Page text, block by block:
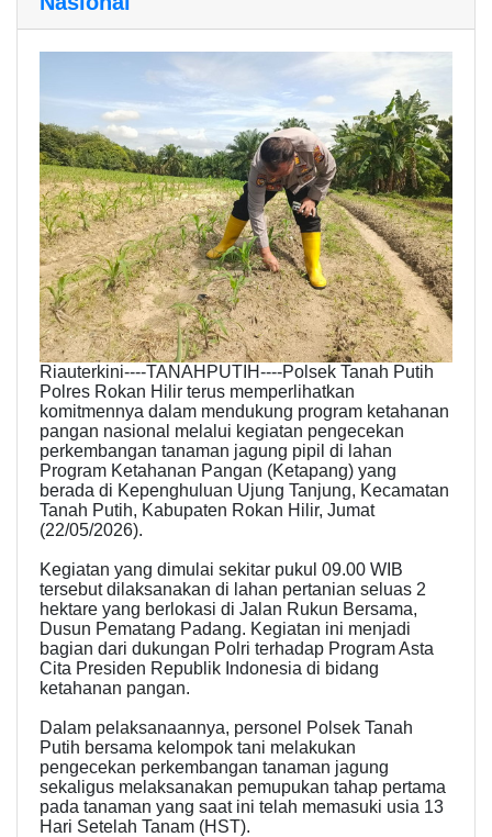
Riauterkini----TANAHPUTIH----Polsek Tanah Putih
Polres Rokan Hilir terus memperlihatkan
komitmennya dalam mendukung program ketahanan
pangan nasional melalui kegiatan pengecekan
perkembangan tanaman jagung pipil di lahan
Program Ketahanan Pangan (Ketapang) yang
berada di Kepenghuluan Ujung Tanjung, Kecamatan
Tanah Putih, Kabupaten Rokan Hilir, Jumat
(22/05/2026).
Kegiatan yang dimulai sekitar pukul 09.00 WIB
tersebut dilaksanakan di lahan pertanian seluas 2
hektare yang berlokasi di Jalan Rukun Bersama,
Dusun Pematang Padang. Kegiatan ini menjadi
bagian dari dukungan Polri terhadap Program Asta
Cita Presiden Republik Indonesia di bidang
ketahanan pangan.
Dalam pelaksanaannya, personel Polsek Tanah
Putih bersama kelompok tani melakukan
pengecekan perkembangan tanaman jagung
sekaligus melaksanakan pemupukan tahap pertama
pada tanaman yang saat ini telah memasuki usia 13
Hari Setelah Tanam (HST).